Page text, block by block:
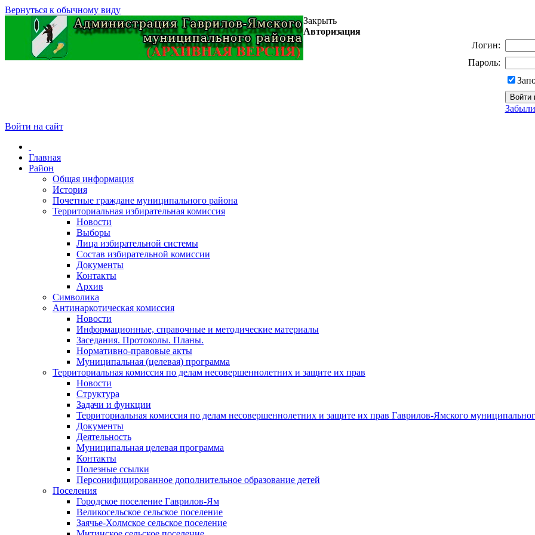
Вернуться к обычному виду
Закрыть
Авторизация
Логин:
Пароль:
Войти на сайт
Главная
Район
Общая информация
История
Почетные граждане муниципального района
Территориальная избирательная комиссия
Новости
Выборы
Лица избирательной системы
Состав избирательной комиссии
Документы
Контакты
Архив
Символика
Антинаркотическая комиссия
Новости
Информационные, справочные и методические материалы
Заседания. Протоколы. Планы.
Нормативно-правовые акты
Муниципальная (целевая) программа
Территориальная комиссия по делам несовершеннолетних и защите их прав
Новости
Структура
Задачи и функции
Территориальная комиссия по делам несовершеннолетних и защите их прав Гаврилов-Ямского
Документы
Деятельность
Муниципальная целевая программа
Контакты
Полезные ссылки
Персонифицированное дополнительное образование детей
Поселения
Городское поселение Гаврилов-Ям
Великосельское сельское поселение
Заячье-Холмское сельское поселение